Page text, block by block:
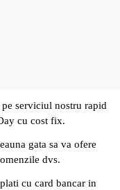
serviciul nostru rapid
cu cost fix.
gata sa va ofere
dvs.
cu card bancar in